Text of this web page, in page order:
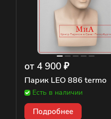
от 4 900 ₽
Парик LEO 886 termo
Есть в наличии
Подробнее